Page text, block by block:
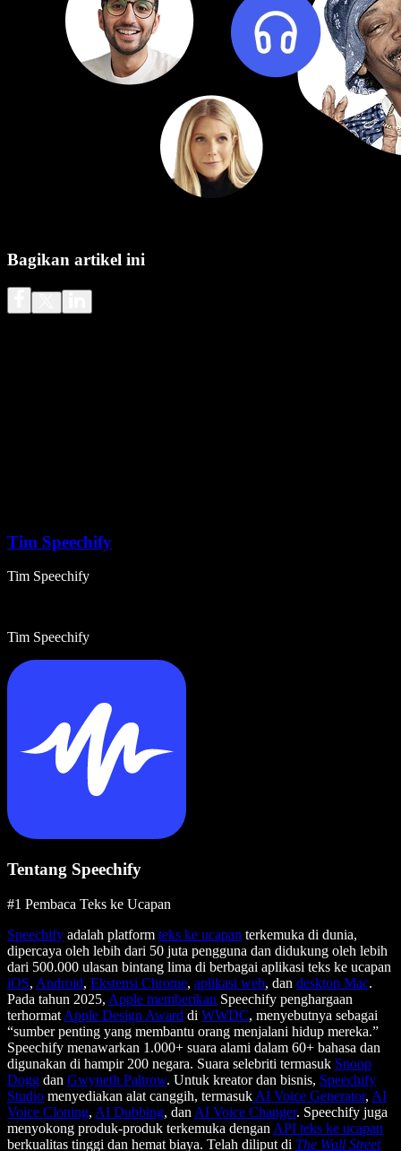
Bagikan artikel ini
Tim Speechify
Tim Speechify
Tim Speechify
Tentang Speechify
#1 Pembaca Teks ke Ucapan
Speechify adalah platform teks ke ucapan terkemuka di dunia,
dipercaya oleh lebih dari 50 juta pengguna dan didukung oleh lebih
dari 500.000 ulasan bintang lima di berbagai aplikasi teks ke ucapan
iOS, Android, Ekstensi Chrome, aplikasi web, dan desktop Mac.
Pada tahun 2025, Apple memberikan Speechify penghargaan
terhormat Apple Design Award di WWDC, menyebutnya sebagai
“sumber penting yang membantu orang menjalani hidup mereka.”
Speechify menawarkan 1.000+ suara alami dalam 60+ bahasa dan
digunakan di hampir 200 negara. Suara selebriti termasuk Snoop
Dogg dan Gwyneth Paltrow. Untuk kreator dan bisnis, Speechify
Studio menyediakan alat canggih, termasuk AI Voice Generator, AI
Voice Cloning, AI Dubbing, dan AI Voice Changer. Speechify juga
menyokong produk-produk terkemuka dengan API teks ke ucapan
berkualitas tinggi dan hemat biaya. Telah diliput di The Wall Street